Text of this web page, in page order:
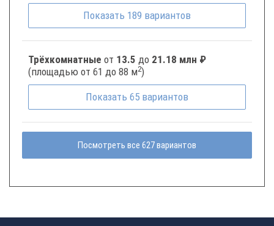
Показать 189 вариантов
Трёхкомнатные от 13.5 до 21.18 млн ₽
(площадью от 61 до 88 м2)
Показать 65 вариантов
Посмотреть все 627 вариантов